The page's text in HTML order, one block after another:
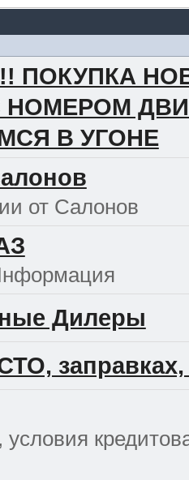
ПОКУПКА
В УГОНЕ
от Салонов
Дилеры
заправках,